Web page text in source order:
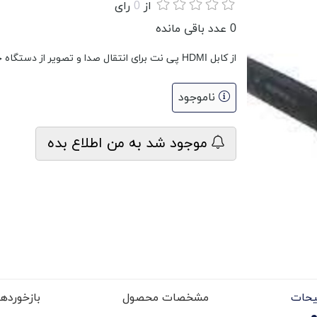
از 0 رای
0 عدد باقی مانده
از کابل HDMI پی نت برای انتقال صدا و تصویر از دستگاه خروجی به نمایشگر استفاده میشود
ناموجود
موجود شد به من اطلاع بده
مشخصات محصول